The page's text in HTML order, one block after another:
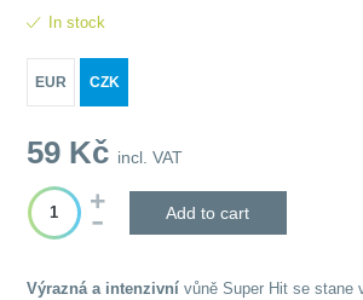
In stock
EUR CZK
59 Kč incl. VAT
Add to cart
Výrazná a intenzivnívůně Super Hit se stane